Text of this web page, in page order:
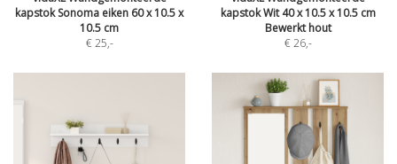
kapstok Sonoma eiken 60 x 10.5 x
10.5 cm
€ 25,-
kapstok Wit 40 x 10.5 x 10.5 cm
Bewerkt hout
€ 26,-